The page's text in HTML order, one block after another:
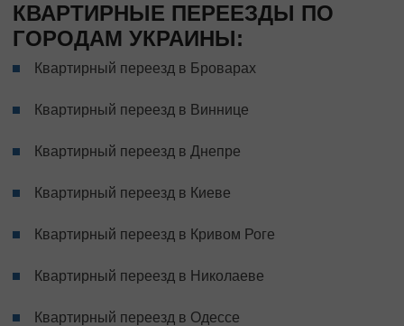
КВАРТИРНЫЕ ПЕРЕЕЗДЫ ПО
ГОРОДАМ УКРАИНЫ:
Квартирный переезд в Броварах
Квартирный переезд в Виннице
Квартирный переезд в Днепре
Квартирный переезд в Киеве
Квартирный переезд в Кривом Роге
Квартирный переезд в Николаеве
Квартирный переезд в Одессе